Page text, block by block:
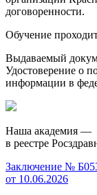
договоренности.
Обучение
Выдаваемый
Удостоверение о
информации в
Наша академия —
в реестре
Заключение №
от 10.06.2026